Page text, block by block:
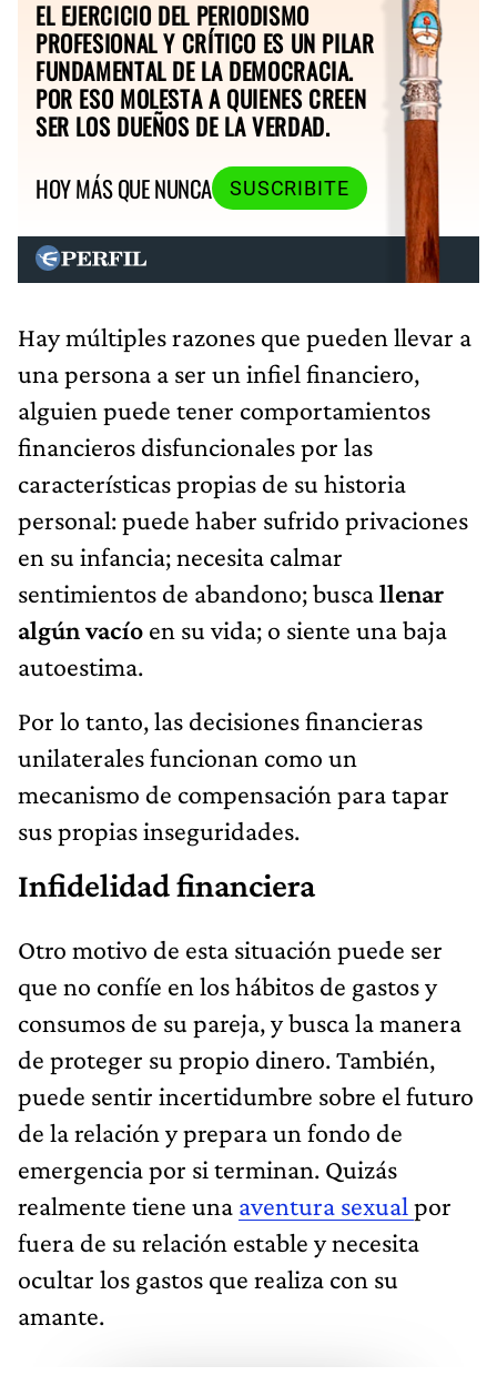
EL EJERCICIO DEL PERIODISMO
PROFESIONAL Y CRÍTICO ES UN PILAR
FUNDAMENTAL DE LA DEMOCRACIA.
POR ESO MOLESTA A QUIENES CREEN
SER LOS DUEÑOS DE LA VERDAD.
HOY MÁS QUE NUNCA
SUSCRIBITE
Hay múltiples razones que pueden llevar a
una persona a ser un infiel financiero,
alguien puede tener comportamientos
financieros disfuncionales por las
características propias de su historia
personal: puede haber sufrido privaciones
en su infancia; necesita calmar
sentimientos de abandono; buscallenar
algún vacío en su vida; o siente una baja
autoestima.
Por lo tanto, las decisiones financieras
unilaterales funcionan como un
mecanismo de compensación para tapar
sus propias inseguridades.
Infidelidad financiera
Otro motivo de esta situación puede ser
que no confíe en los hábitos de gastos y
consumos de su pareja, y busca la manera
de proteger su propio dinero. También,
puede sentir incertidumbre sobre el futuro
de la relación y prepara un fondo de
emergencia por si terminan. Quizás
realmente tiene una aventura sexual por
fuera de su relación estable y necesita
ocultar los gastos que realiza con su
amante.